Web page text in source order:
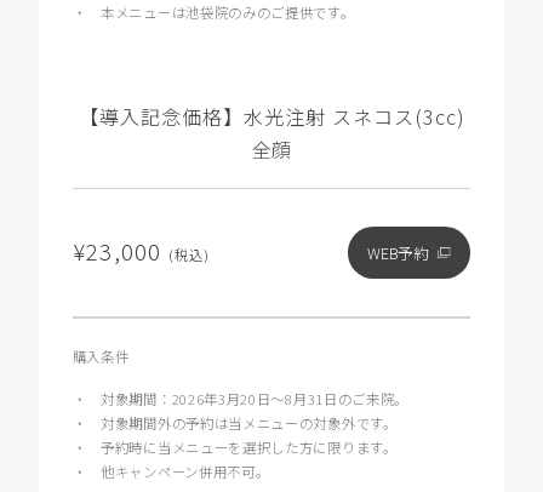
・本メニューは池袋院のみのご提供です。
【導入記念価格】水光注射 スネコス(3cc)
全顔
¥23,000 (税込) WEB予約
購入条件
・ 対象期間：2026年3月20日〜8月31日のご来院。
・ 対象期間外の予約は当メニューの対象外です。
・予約時に当メニューを選択した方に限ります。
・他キャンペーン併用不可。